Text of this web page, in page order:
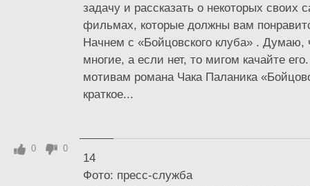
задачу и рассказать о некоторых
фильмах, которые должны вам
Начнем с «Бойцовского клуба» . Думаю,
многие, а если нет, то мигом качайте
мотивам романа Чака Паланика
краткое...
14
Фото: пресс-служба
0 0